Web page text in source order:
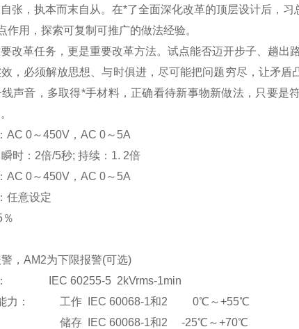
，执本而末自从。在*了全面深化改革的顶层设计后，习总
用，探索可复制可推广的做法经验。
革任务，更是重要改革方法。试点能否迈开步子、趟出路
，必须解放思想、与时俱进，尽可能把问题穷尽，让矛盾
声音，多取得*手材料，正确看待新事物新做法，只要是
AC 0～450V ，AC 0～5A
时：2倍/5秒; 持续：1. 2倍
AC 0～450V ，AC 0～5A
任意设定
％
，AM2为下限报警(可选)
： IEC 60255-5 2kVrms-1min
能力： 工作 IEC 60068-1和2 0℃～+55℃
储存 IEC 60068-1和2 -25℃～+70℃